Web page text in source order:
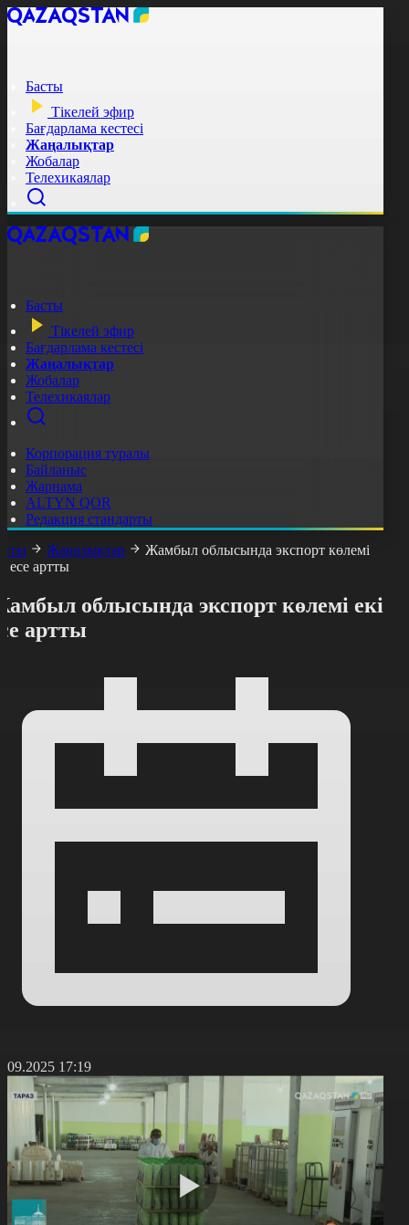
Басты
Тікелей эфир
Бағдарлама кестесі
Жаңалықтар
Жобалар
Телехикаялар
Басты
Тікелей эфир
Бағдарлама кестесі
Жаңалықтар
Жобалар
Телехикаялар
Корпорация туралы
Байланыс
Жарнама
ALTYN QOR
Редакция стандарты
Жаңалықтар
Жамбыл облысында экспорт көлемі
есе артты
облысында экспорт көлемі екі
артты
17:19